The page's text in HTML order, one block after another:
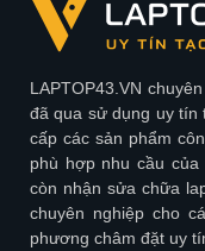
LAPTOP43.VN
đã qua sử dụng uy tín
cấp các sản phẩm
phù hợp nhu cầu của
còn nhận sửa chữa
chuyên nghiệp cho
phương châm đặt uy